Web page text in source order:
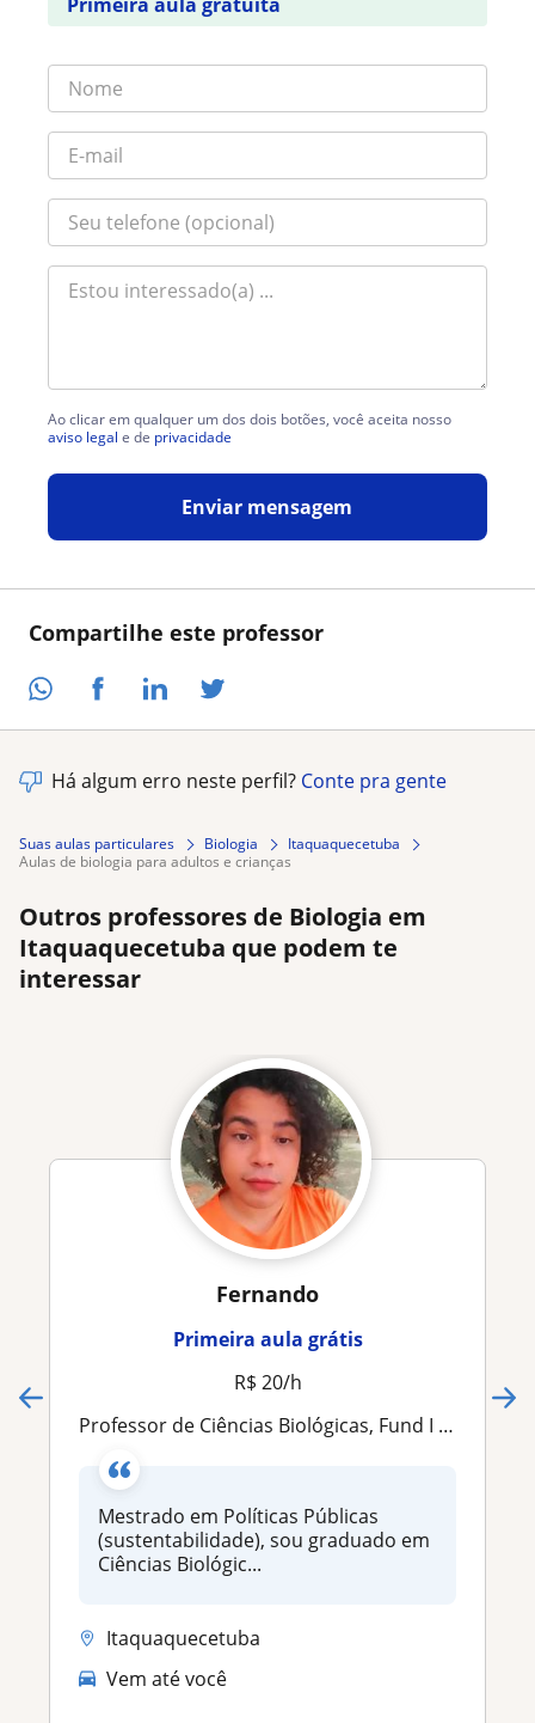
Compartilhe este professor
Ao clicar em qualquer um dos dois botões, você aceita nosso
aviso legal e de privacidade
Enviar mensagem
Há algum erro neste perfil? Conte pra gente
Suas aulas particulares Biologia
Itaquaquecetuba
aulas de biologia para adultos e crianças
Outros professores de Biologia em
Itaquaquecetuba que podem te
interessar
Fernando
Primeira aula grátis
R$ 20/h
Professor de Ciências Biológicas, Fund I e Fund II
Mestrado em Políticas Públicas
(sustentabilidade), sou graduado em
Ciências Biológic...
Itaquaquecetuba
Vem até você